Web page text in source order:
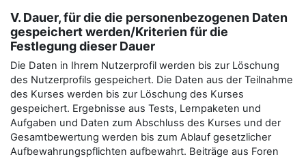
V. Dauer, für die die personenbezogenen Daten
gespeichert werden/Kriterien für die
Festlegung dieser Dauer
Die Daten in Ihrem Nutzerprofil werden bis zur Löschung
des Nutzerprofils gespeichert. Die Daten aus der Teilnahme
des Kurses werden bis zur Löschung des Kurses
gespeichert. Ergebnisse aus Tests, Lernpaketen und
Aufgaben und Daten zum Abschluss des Kurses und der
Gesamtbewertung werden bis zum Ablauf gesetzlicher
Aufbewahrungspflichten aufbewahrt. Beiträge aus Foren